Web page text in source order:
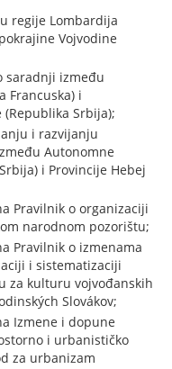
regije Lombardija
Vojvodine
saradnji između
Francuska) i
Srbija);
i razvijanju
Autonomne
i Provincije Hebej
Pravilnik o organizaciji
narodnom pozorištu;
Pravilnik o izmenama
i sistematizaciji
za kulturu vojvođanskih
Slovákov;
Izmene i dopune
i urbanističko
za urbanizam